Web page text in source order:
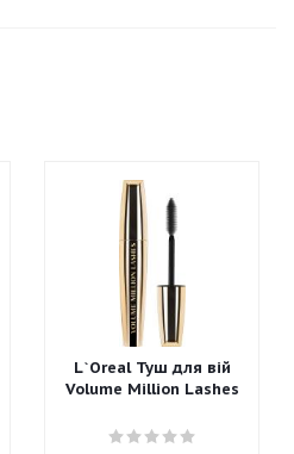
L`Oreal Туш для вій
Volume Million Lashes